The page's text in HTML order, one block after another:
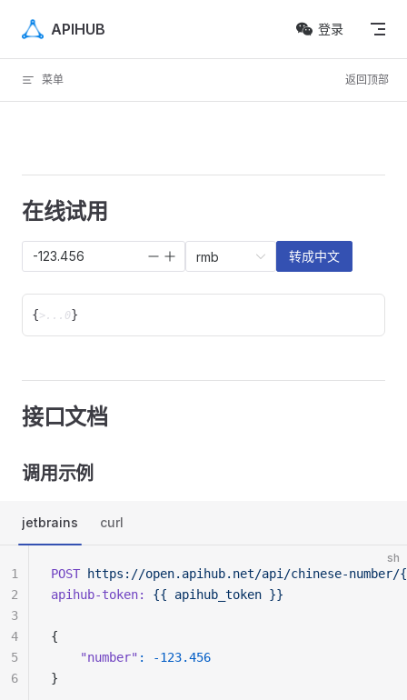
Skip to content
APIHUB 登录
菜单 返回顶部
在线试用
rmb 转成中文
{ >...0}
接口文档
调用示例
jetbrains curl
sh
POST https://open.apihub.net/api/chinese-
apihub-token:
{{ apihub_token }}
{
    "number"
:
-123.456
}
1
2
3
4
5
6